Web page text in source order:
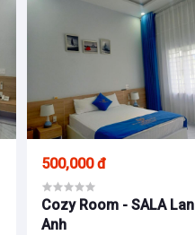
500,000 đ
Cozy Room - SALA Lan
Anh